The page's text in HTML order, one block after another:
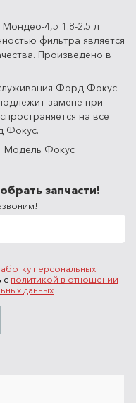
4,5 1.8-2.5 л
фильтра является
Произведено в
Форд Фокус
замене при
на все
Фокус.
Модель Фокус
запчасти!
персональных
с политикой в отношении
данных